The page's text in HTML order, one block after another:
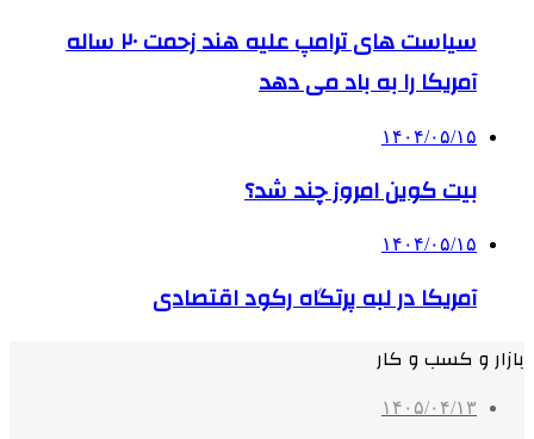
سیاست های ترامپ علیه هند زحمت ۲۰ ساله
آمریکا را به باد می دهد
۱۴۰۴/۰۵/۱۵
بیت کوین امروز چند شد؟
۱۴۰۴/۰۵/۱۵
آمریکا در لبه پرتگاه رکود اقتصادی
بازار و کسب و کار
۱۴۰۵/۰۴/۱۳